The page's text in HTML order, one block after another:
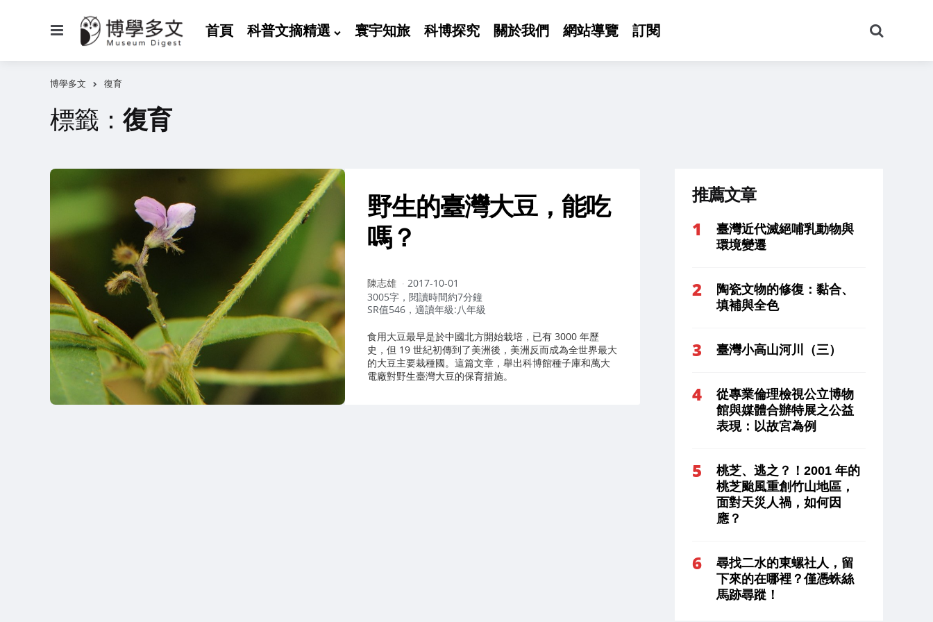
首頁 科普文摘精選 寰宇知旅 科博探究 關於我們 網站導覽 訂閱
尋
博學多文 復育
標籤： 復育
野生的臺灣大豆，能吃
嗎？
作
者：
陳志雄
2017-10-01
3005字，閱讀時間約7分鐘
SR值546，適讀年級:八年級
食用大豆最早是於中國北方開始栽培，已有 3000 年歷
史，但 19 世紀初傳到了美洲後，美洲反而成為全世界最大
的大豆主要栽種國。這篇文章，舉出科博館種子庫和萬大
電廠對野生臺灣大豆的保育措施。
推薦文章
臺灣近代滅絕哺乳動物與
環境變遷
陶瓷文物的修復：黏合、
填補與全色
臺灣小高山河川（三）
從專業倫理檢視公立博物
館與媒體合辦特展之公益
表現：以故宮為例
桃芝、逃之？！2001 年的
桃芝颱風重創竹山地區，
面對天災人禍，如何因
應？
尋找二水的東螺社人，留
下來的在哪裡？僅憑蛛絲
馬跡尋蹤！